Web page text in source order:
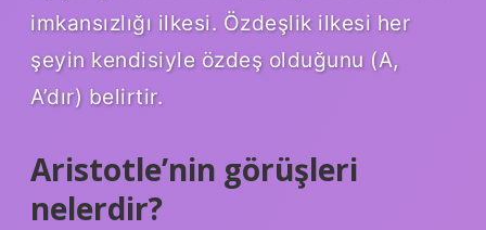
imkansızlığı ilkesi. Özdeşlik ilkesi her
şeyin kendisiyle özdeş olduğunu (A,
A’dır) belirtir.
Aristotle’nin görüşleri
nelerdir?